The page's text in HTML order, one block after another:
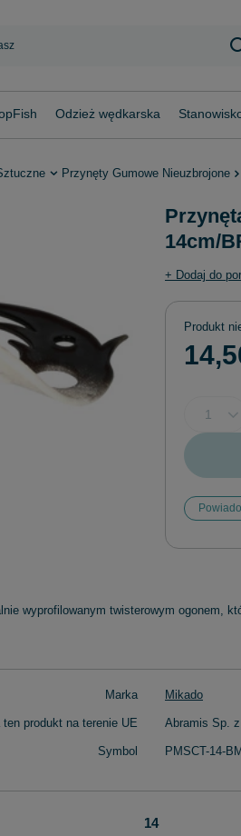
Odzież wędkarska
Przynęty Gumowe Nieuzbrojone
14cm/
+ Dodaj do
Produkt
wyprofilowanym twisterowym ogonem,
Marka Mikado
produkt na terenie UE Abramis Sp.
Symbol PMSCT-14-BM
14